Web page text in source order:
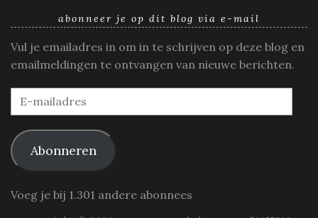
abonneer je op dit blog via e-mail
Vul je emailadres in om in te schrijven op deze blog en
emailmeldingen te ontvangen van nieuwe berichten.
E-
mailadres
Abonneren
Voeg je bij 1.301 andere abonnees